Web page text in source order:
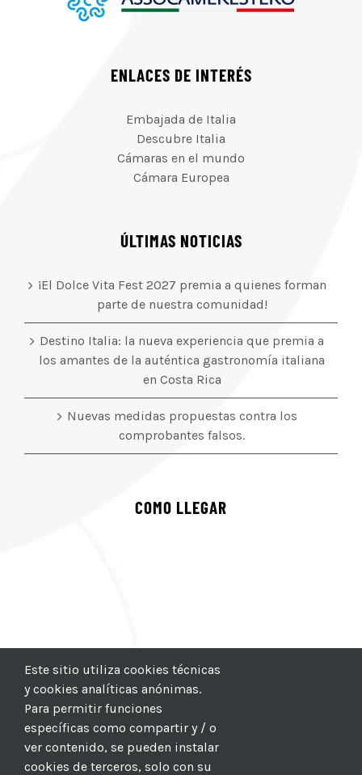
ENLACES DE INTERÉS
Embajada de Italia
Descubre Italia
Cámaras en el mundo
Cámara Europea
ÚLTIMAS NOTICIAS
¡El Dolce Vita Fest 2027 premia a quienes forman
parte de nuestra comunidad!
Destino Italia: la nueva experiencia que premia a
los amantes de la auténtica gastronomía italiana
en Costa Rica
Nuevas medidas propuestas contra los
comprobantes falsos.
COMO LLEGAR
Este sitio utiliza cookies técnicas
y cookies analíticas anónimas.
Para permitir funciones
específicas como compartir y / o
ver contenido, se pueden instalar
cookies de terceros, solo con su